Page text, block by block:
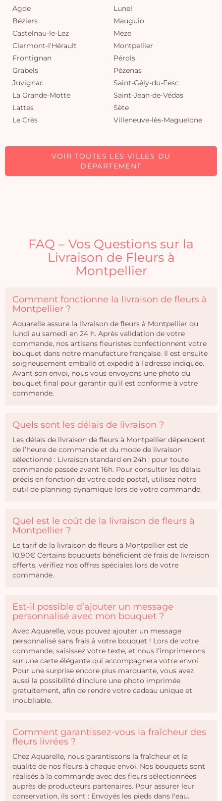
Agde
Béziers
Castelnau-le-Lez
Clermont-l'Hérault
Frontignan
Grabels
Juvignac
La Grande-Motte
Lattes
Le Crès
Lunel
Mauguio
Mèze
Montpellier
Pérols
Pézenas
Saint-Gély-du-Fesc
Saint-Jean-de-Védas
Sète
Villeneuve-lès-Maguelone
VOIR TOUTES LES VILLES DU
DÉPARTEMENT
FAQ – Vos Questions sur la
Livraison de Fleurs à
Montpellier
Comment fonctionne la livraison de fleurs à
Montpellier ?
Aquarelle assure la livraison de fleurs à Montpellier du
lundi au samedi en 24 h. Après validation de votre
commande, nos artisans fleuristes confectionnent votre
bouquet dans notre manufacture française. Il est ensuite
soigneusement emballé et expédié à l’adresse indiquée.
Avant son envoi, nous vous envoyons une photo du
bouquet final pour garantir qu’il est conforme à votre
commande.
Quels sont les délais de livraison ?
Les délais de livraison de fleurs à Montpellier dépendent
de l’heure de commande et du mode de livraison
sélectionné : Livraison standard en 24h : pour toute
commande passée avant 16h. Pour consulter les délais
précis en fonction de votre code postal, utilisez notre
outil de planning dynamique lors de votre commande.
Quel est le coût de la livraison de fleurs à
Montpellier ?
Le tarif de la livraison de fleurs à Montpellier est de
10,90€ Certains bouquets bénéficient de frais de livraison
offerts, vérifiez nos offres spéciales lors de votre
commande.
Est-il possible d’ajouter un message
personnalisé avec mon bouquet ?
Avec Aquarelle, vous pouvez ajouter un message
personnalisé sans frais à votre bouquet ! Lors de votre
commande, saisissez votre texte, et nous l’imprimerons
sur une carte élégante qui accompagnera votre envoi.
Pour une surprise encore plus marquante, vous avez
aussi la possibilité d’inclure une photo imprimée
gratuitement, afin de rendre votre cadeau unique et
inoubliable.
Comment garantissez-vous la fraîcheur des
fleurs livrées ?
Chez Aquarelle, nous garantissons la fraîcheur et la
qualité de nos fleurs à chaque envoi. Nos bouquets sont
réalisés à la commande avec des fleurs sélectionnées
auprès de producteurs partenaires. Pour assurer leur
conservation, ils sont : Envoyés les pieds dans l'eau.